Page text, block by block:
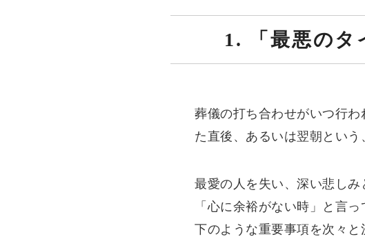
1. 「最悪のタ
葬儀の打ち合わせがいつ行
た直後、あるいは翌朝という
最愛の人を失い、深い悲し
「心に余裕がない時」と言
下のような重要事項を次々と